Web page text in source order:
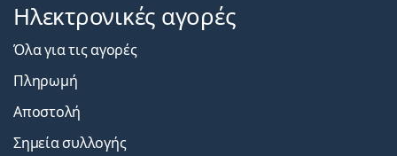
Ηλεκτρονικές αγορές
Όλα για τις αγορές
Πληρωμή
Αποστολή
Σημεία συλλογής